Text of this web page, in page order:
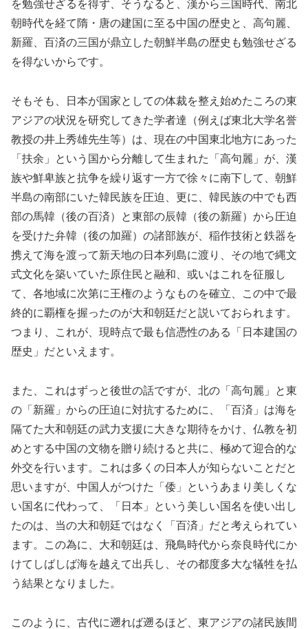
を勉強せざるを得ず、そうなると、漢から三国時代、南北
朝時代を経て隋・唐の建国に至る中国の歴史と、高句麗、
新羅、百済の三国が鼎立した朝鮮半島の歴史も勉強せざる
を得ないからです。
そもそも、日本が国家としての体裁を整え始めたころの東
アジアの状況を研究してきた学者達（例えば東北大学名誉
教授の井上秀雄先生等）は、現在の中国東北地方にあった
「扶余」という国から分離して生まれた「高句麗」が、漢
族や鮮卑族と抗争を繰り返す一方で徐々に南下して、朝鮮
半島の南部にいた韓民族を圧迫、更に、韓民族の中でも西
部の馬韓（後の百済）と東部の辰韓（後の新羅）から圧迫
を受けた弁韓（後の加羅）の諸部族が、稲作技術と鉄器を
携えて海を渡って新天地の日本列島に渡り、その地で縄文
式文化を築いていた原住民と融和、或いはこれを征服し
て、各地域に次第に王権のようなものを確立、この中で最
終的に覇権を握ったのが大和朝廷だと説いておられます。
つまり、これが、現時点で最も信憑性のある「日本建国の
歴史」だといえます。
また、これはずっと後世の話ですが、北の「高句麗」と東
の「新羅」からの圧迫に対抗するために、「百済」は海を
隔てた大和朝廷の武力支援に大きな期待をかけ、仏教を初
めとする中国の文物を贈り続けると共に、極めて迎合的な
外交を行います。これは多くの日本人が知らないことだと
思いますが、中国人がつけた「倭」というあまり美しくな
い国名に代わって、「日本」という美しい国名を使い出し
たのは、当の大和朝廷ではなく「百済」だと考えられてい
ます。この為に、大和朝廷は、飛鳥時代から奈良時代にか
けてしばしば海を越えて出兵し、その都度多大な犠牲を払
う結果となりました。
このように、古代に遡れば遡るほど、東アジアの諸民族間